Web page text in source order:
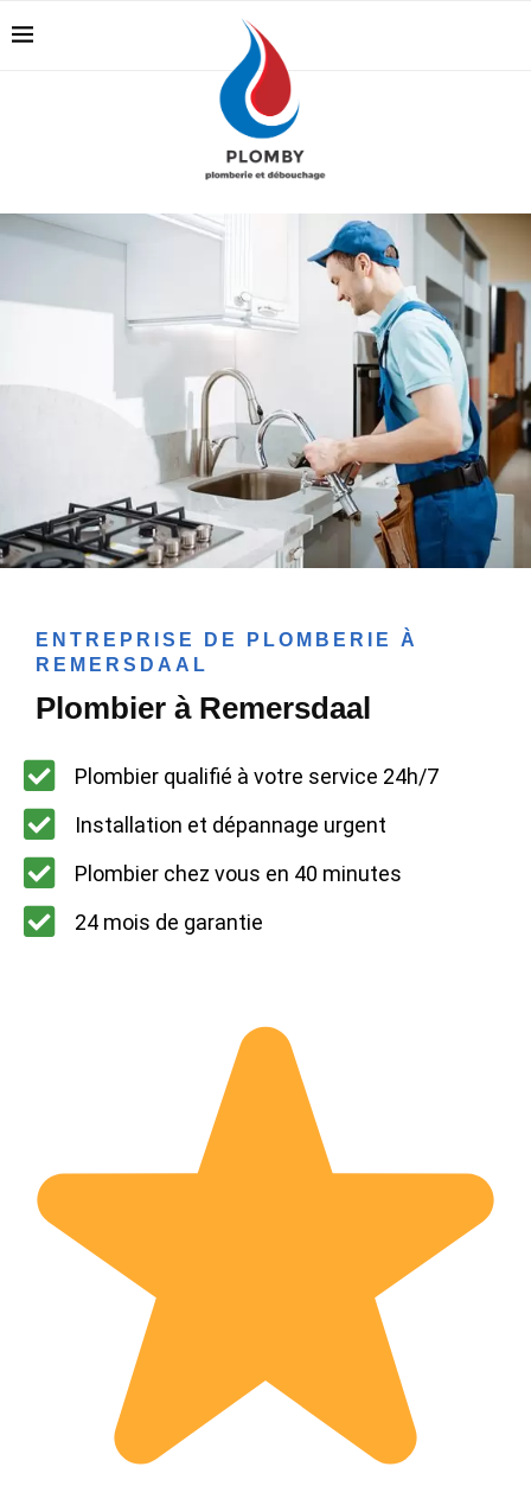
ENTREPRISE DE PLOMBERIE À
REMERSDAAL
Plombier à Remersdaal
Plombier qualifié à votre service 24h/7
Installation et dépannage urgent
Plombier chez vous en 40 minutes
24 mois de garantie